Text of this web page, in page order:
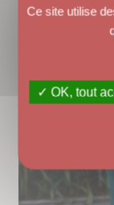
Ce site utilise
✓ OK, tout